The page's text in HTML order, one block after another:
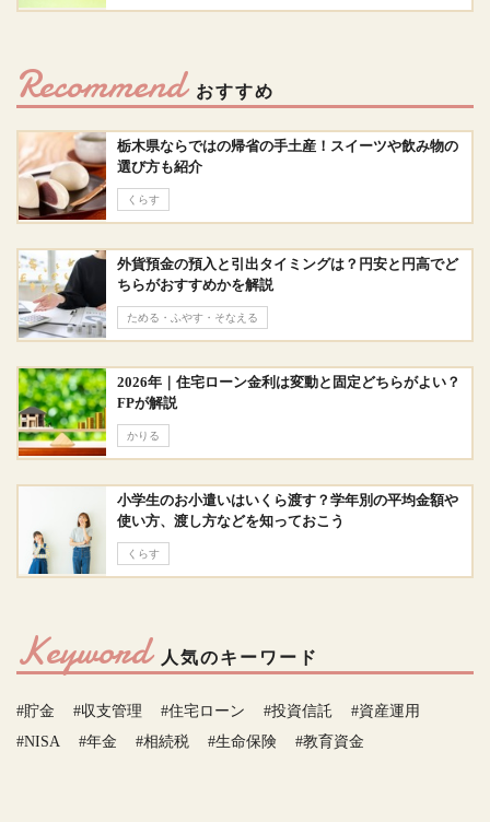
Recommend おすすめ
栃木県ならではの帰省の手土産！スイーツや飲み物の
選び方も紹介
くらす
外貨預金の預入と引出タイミングは？円安と円高でど
ちらがおすすめかを解説
ためる・ふやす・そなえる
2026年｜住宅ローン金利は変動と固定どちらがよい？
FPが解説
かりる
小学生のお小遣いはいくら渡す？学年別の平均金額や
使い方、渡し方などを知っておこう
くらす
Keyword 人気のキーワード
#貯金 #収支管理 #住宅ローン #投資信託
#資産運用
#NISA
#年金 #相続税 #生命保険 #教育資金